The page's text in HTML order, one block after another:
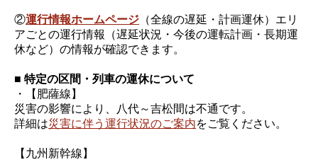
②運行情報ホームページ （全線の遅延・計画運休）エリ
アごとの運行情報（遅延状況・今後の運転計画・長期運
休など）の情報が確認できます。
■ 特定の区間・列車の運休について
・【肥薩線】
災害の影響により、八代～吉松間は不通です。
詳細は災害に伴う運行状況のご案内をご覧ください。
【九州新幹線】